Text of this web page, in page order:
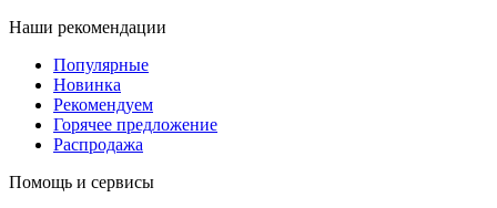
Наши рекомендации
Популярные
Новинка
Рекомендуем
Горячее предложение
Распродажа
Помощь и сервисы